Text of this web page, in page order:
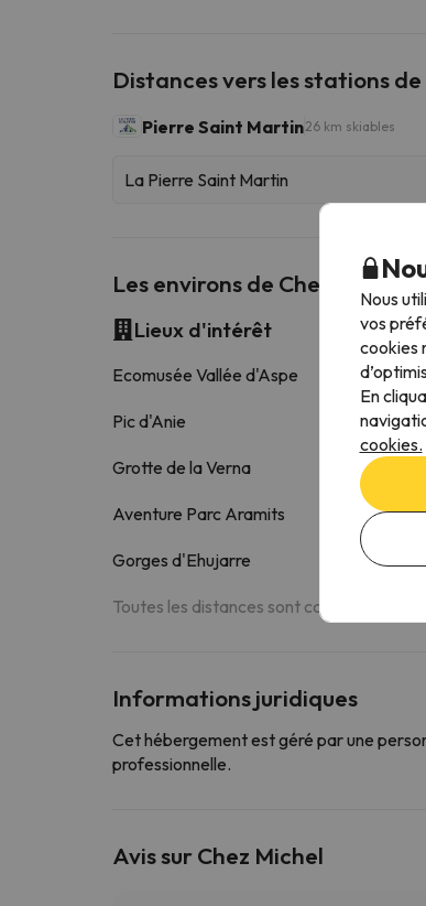
Distances vers les stations de
Pierre Saint Martin26 km skiables
La Pierre Saint Martin
Les environs de Chez Michel
Lieux d'intérêt
Ecomusée Vallée d'Aspe
Pic d'Anie
Grotte de la Verna
Aventure Parc Aramits
Gorges d'Ehujarre
Toutes les distances sont calculées en
Informations juridiques
Cet hébergement est géré par une
professionnelle.
Avis sur Chez Michel
Nous
vos
cookies
En
cookies.